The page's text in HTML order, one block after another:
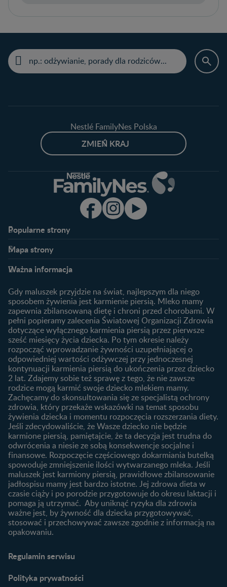
Nestlé FamilyNes Polska
ZMIEŃ KRAJ
Popularne strony​
Kontakt
FAQ
Produkty
Wyszukiwarka produktów
Nasze marki
Mapa strony​
Plamienie implantacyjne –
Jak zaplanować płeć
dziecka?
Jak rozpoznać dni płodne?
Badania przed ciążą
Planowanie urlopu
macierzyńskiego
1. trymestr ciąży
2. trymestr ciąży
3. trymestr ciąży
Rozwój dziecka
Kalendarz rozwoju dziecka
Skoki rozwojowe
Ząbkowanie u niemowląt
Żywienie dziecka
10 sposobów jak poprawić
laktację
Jakie mleko następne
wybrać dla dziecka?
Jak rozszerzać dietę
niemowlaka?
Przydatne materiały dla
rodziców
Poradniki dla rodziców
Karty do zdjęć dla
Maluszka
Materiały do pobrania
Narzędzia dla rodziców
praktyczne wskazówki
Ważna informacja
Gdy maluszek przyjdzie na świat, najlepszym dla niego
sposobem żywienia jest karmienie piersią. Mleko mamy
zapewnia zbilansowaną dietę i chroni przed chorobami. W
pełni popieramy zalecenia Światowej Organizacji Zdrowia
dotyczące wyłącznego karmienia piersią przez pierwsze
sześć miesięcy życia dziecka. Po tym okresie należy
rozpocząć wprowadzanie żywności uzupełniającej o
odpowiedniej wartości odżywczej przy jednoczesnej
kontynuacji karmienia piersią do ukończenia przez dziecko
2 lat. Zdajemy sobie też sprawę z tego, że nie zawsze
rodzice mogą karmić swoje dziecko mlekiem mamy.
Zachęcamy do skonsultowania się ze specjalistą ochrony
zdrowia, który przekaże wskazówki na temat sposobu
żywienia dziecka i momentu rozpoczęcia rozszerzania diety.
Jeśli zdecydowaliście, że Wasze dziecko nie będzie
karmione piersią, pamiętajcie, że ta decyzja jest trudna do
odwrócenia a niesie ze sobą konsekwencje socjalne i
finansowe. Rozpoczęcie częściowego dokarmiania butelką
spowoduje zmniejszenie ilości wytwarzanego mleka. Jeśli
maluszek jest karmiony piersią, prawidłowe zbilansowanie
jadłospisu mamy jest bardzo istotne. Jej zdrowa dieta w
czasie ciąży i po porodzie przygotowuje do okresu laktacji i
pomaga ją utrzymać. Aby uniknąć ryzyka dla zdrowia
ważne jest, by żywność dla dziecka przygotowywać,
stosować i przechowywać zawsze zgodnie z informacją na
opakowaniu.
Regulamin serwisu
Polityka prywatności